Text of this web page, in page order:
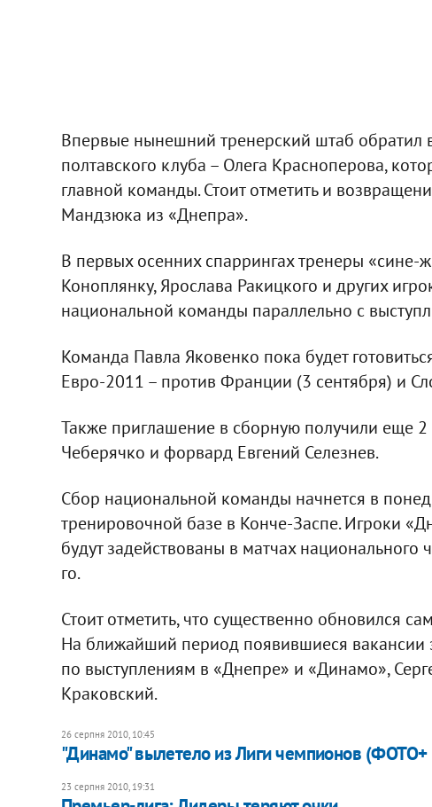
Впервые нынешний тренерский штаб обратил
полтавского клуба – Олега Красноперова,
главной команды. Стоит отметить и
Мандзюка из «Днепра».
В первых осенних спаррингах тренеры «сине-
Коноплянку, Ярослава Ракицкого и других
национальной команды параллельно с
Команда Павла Яковенко пока будет
Евро-2011 – против Франции (3 сентября) и
Также приглашение в сборную получили еще
Чеберячко и форвард Евгений Селезнев.
Сбор национальной команды начнется в
тренировочной базе в Конче-Заспе. Игроки
будут задействованы в матчах
го.
Стоит отметить, что существенно обновился
На ближайший период появившиеся вакансии
по выступлениям в «Днепре» и «Динамо»,
Краковский.
26 серпня 2010, 10:45
​"Динамо" вылетело из Лиги чемпионов
23 серпня 2010, 19:31